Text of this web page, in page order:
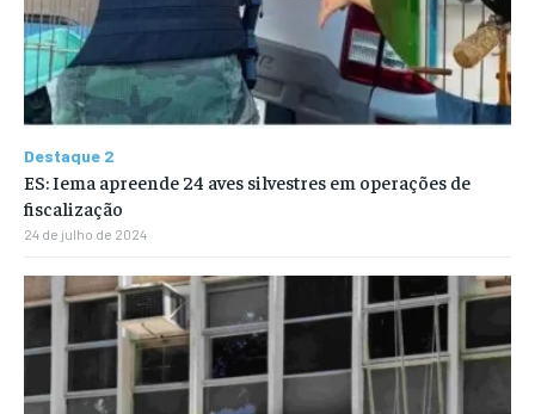
Destaque 2
ES: Iema apreende 24 aves silvestres em operações de
fiscalização
24 de julho de 2024